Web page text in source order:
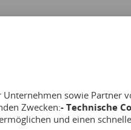
die auf der
an Berlin-
Stadt haben.
sowie Partner
Zwecken:- Technische
und einen